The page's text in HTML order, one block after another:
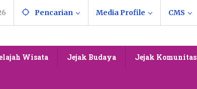
Pencarian Media Profile CMS
Wisata Jejak Budaya Jejak Komunitas